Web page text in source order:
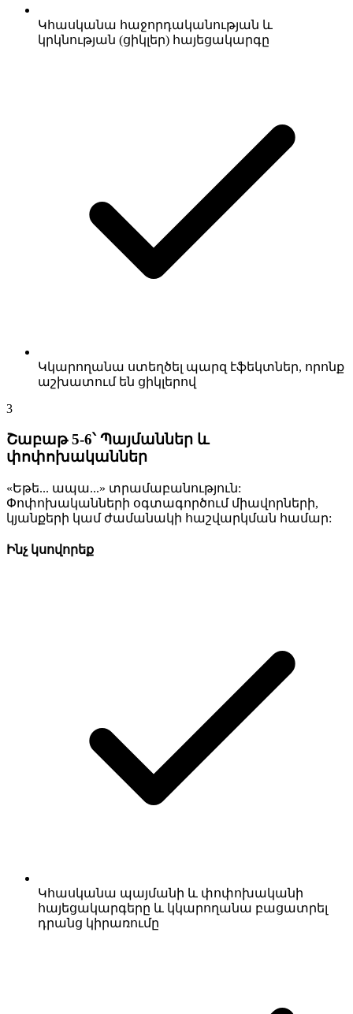
Կհասկանա հաջորդականության և
կրկնության (ցիկլեր) հայեցակարգը
Կկարողանա ստեղծել պարզ էֆեկտներ, որոնք
աշխատում են ցիկլերով
3
Շաբաթ 5-6՝ Պայմաններ և
փոփոխականներ
«Եթե... ապա...» տրամաբանություն:
Փոփոխականների օգտագործում միավորների,
կյանքերի կամ ժամանակի հաշվարկման համար:
Ինչ կսովորեք
Կհասկանա պայմանի և փոփոխականի
հայեցակարգերը և կկարողանա բացատրել
դրանց կիրառումը